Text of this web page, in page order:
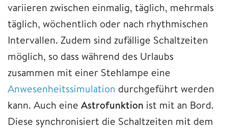
variieren zwischen einmalig, täglich, mehrmals
täglich, wöchentlich oder nach rhythmischen
Intervallen. Zudem sind zufällige Schaltzeiten
möglich, so dass während des Urlaubs
zusammen mit einer Stehlampe eine
Anwesenheitssimulation durchgeführt werden
kann. Auch eine Astrofunktion ist mit an Bord.
Diese synchronisiert die Schaltzeiten mit dem